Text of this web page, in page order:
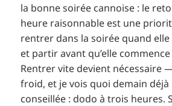
la bonne soirée cannoise : le
heure raisonnable est une
rentrer dans la soirée quand
et partir avant qu’elle
Rentrer vite devient nécessaire
froid, et je vois quoi demain déjà
conseillée : dodo à trois heures.